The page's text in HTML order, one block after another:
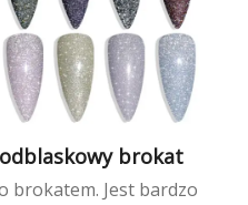
brokat
brokatem. Jest bardzo